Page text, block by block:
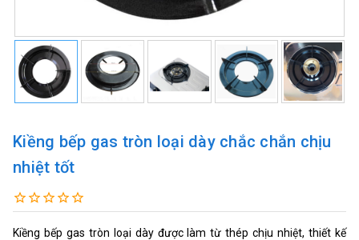
Kiềng bếp gas tròn loại dày chắc chắn chịu
nhiệt tốt
Kiềng bếp gas tròn loại dày được làm từ thép chịu nhiệt, thiết kế